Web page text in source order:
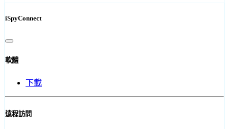
iSpyConnect
軟體
下載
遠程訪問